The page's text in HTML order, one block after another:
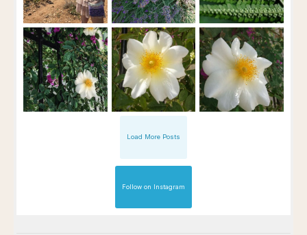
Load More Posts
Follow on Instagram